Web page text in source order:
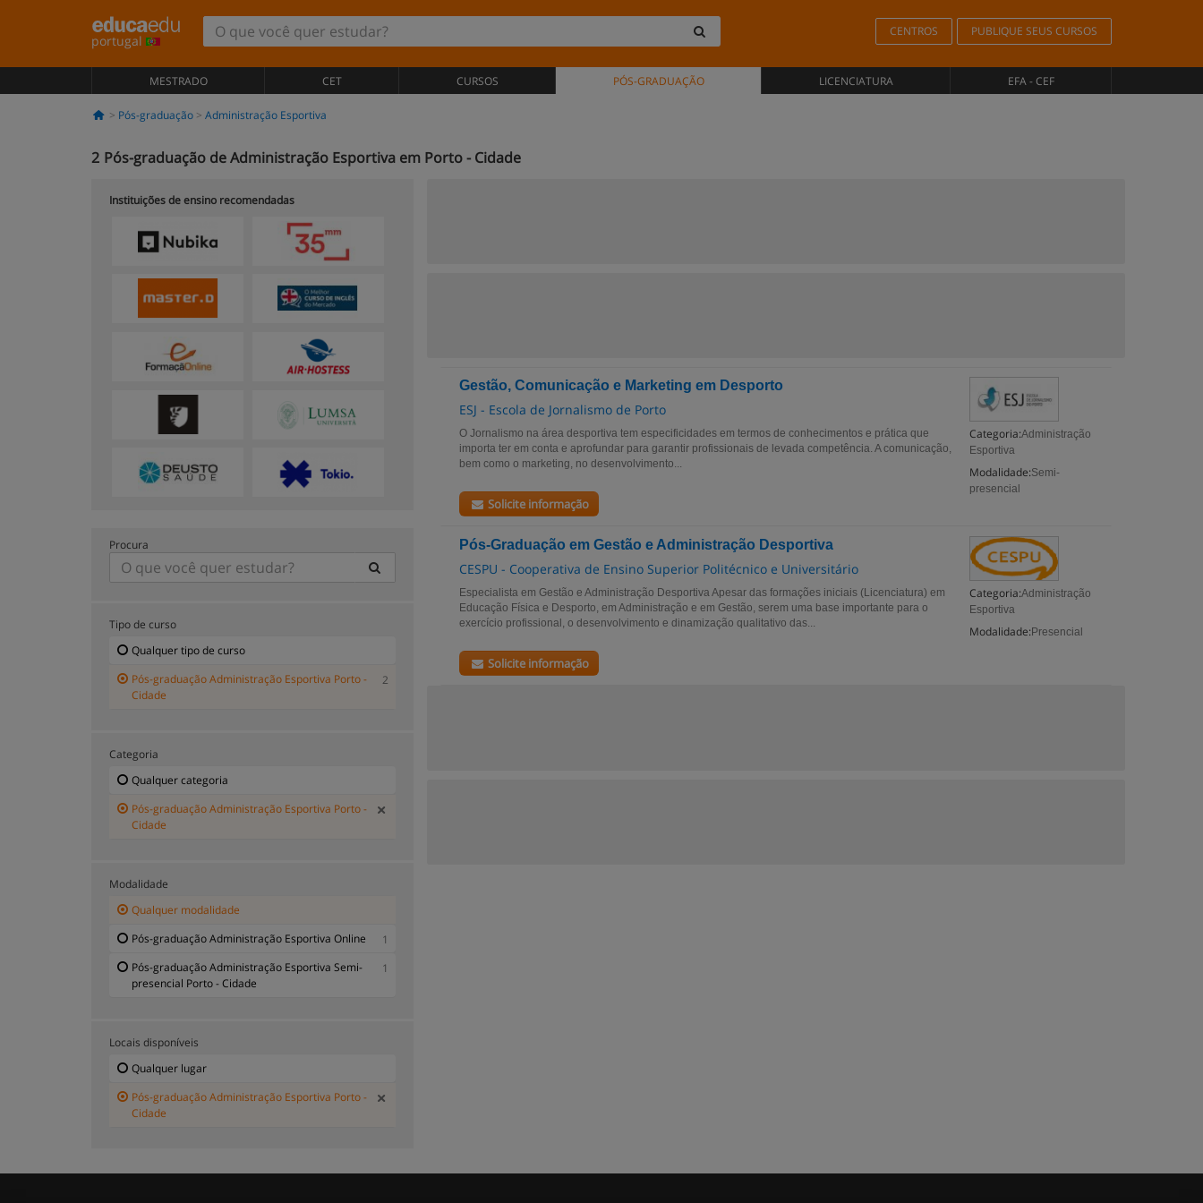
portugal
CENTROS PUBLIQUE SEUS CURSOS
MESTRADO CET CURSOS PÓS-GRADUAÇÃO LICENCIATURA EFA - CEF
Pós-graduação Administração Esportiva
2 Pós-graduação de Administração Esportiva em Porto - Cidade
Gestão, Comunicação e Marketing em Desporto
ESJ - Escola de Jornalismo de Porto
Categoria:Administração
Esportiva
Modalidade:Semi-
presencial
O Jornalismo na área desportiva tem especificidades em termos de conhecimentos e prática que
importa ter em conta e aprofundar para garantir profissionais de levada competência. A comunicação,
bem como o marketing, no desenvolvimento...
Solicite informação
Pós-Graduação em Gestão e Administração Desportiva
CESPU - Cooperativa de Ensino Superior Politécnico e Universitário
Categoria:Administração
Esportiva
Modalidade: Presencial
Especialista em Gestão e Administração Desportiva Apesar das formações iniciais (Licenciatura) em
Educação Física e Desporto, em Administração e em Gestão, serem uma base importante para o
exercício profissional, o desenvolvimento e dinamização qualitativo das...
Solicite informação
Instituições de ensino recomendadas
Procura
Tipo de curso
Qualquer tipo de curso
Pós-graduação Administração Esportiva Porto -
Cidade
2
Categoria
Qualquer categoria
Pós-graduação Administração Esportiva Porto -
Cidade
Modalidade
Qualquer modalidade
Pós-graduação Administração Esportiva Online
1
Pós-graduação Administração Esportiva Semi-
presencial Porto - Cidade
1
Locais disponíveis
Qualquer lugar
Pós-graduação Administração Esportiva Porto -
Cidade